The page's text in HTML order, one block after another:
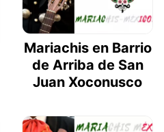
Mariachis en Barrio
de Arriba de San
Juan Xoconusco